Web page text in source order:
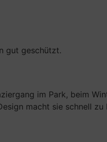
gut geschützt.
im Park, beim
macht sie schnell